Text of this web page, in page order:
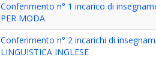
Conferimento n° 1 incarico di
PER MODA
Conferimento n° 2 incarichi di
LINGUISTICA INGLESE